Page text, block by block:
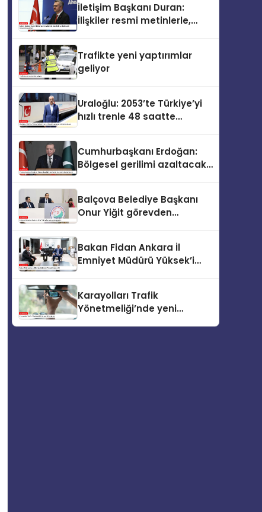
İletişim Başkanı Duran:
İlişkiler resmi metinlerle,
Trafikte yeni yaptırımlar
geliyor
Uraloğlu: 2053’te Türkiye’yi
hızlı trenle 48 saatte
Cumhurbaşkanı Erdoğan:
Bölgesel gerilimi azaltacak
Balçova Belediye Başkanı
Onur Yiğit görevden
Bakan Fidan Ankara İl
Emniyet Müdürü Yüksek’i
Karayolları Trafik
Yönetmeliği’nde yeni